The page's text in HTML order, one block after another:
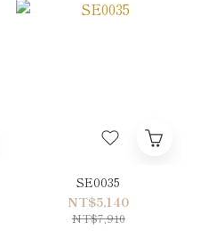
SE0035
NT$5,140
NT$7,910